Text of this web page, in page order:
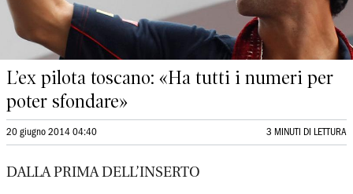
L’ex pilota toscano: «Ha tutti i numeri per
poter sfondare»
20 giugno 2014 04:40 3 MINUTI DI LETTURA
DALLA PRIMA DELL’INSERTO